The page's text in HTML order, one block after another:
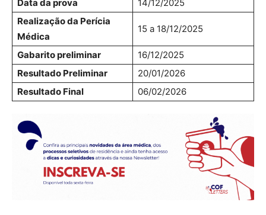
Data da prova
14/12/2025
Realização da Perícia
Médica
15 a 18/12/2025
Gabarito preliminar
16/12/2025
Resultado Preliminar
20/01/2026
Resultado Final
06/02/2026